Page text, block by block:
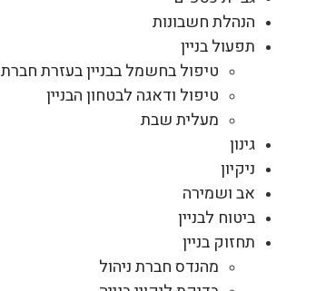
הנהלת חשבונות
תפעול בניין
טיפול בחשמל בבניין בעזרת חברת
טיפול ודאגה לבטחון הבניין
מעלית שבת
גינון
ניקיון
אב ושמירה
ביטוח לבניין
תחזוק בניין
מהנדס חברת ניהול